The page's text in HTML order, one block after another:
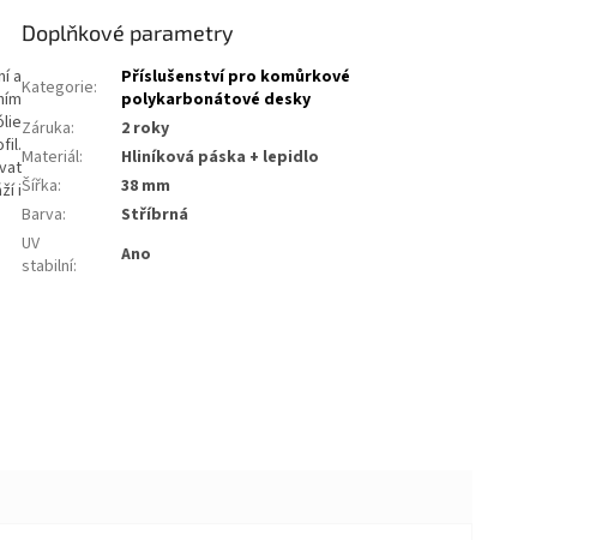
a
i
Doplňkové parametry
Kategorie:
Příslušenství pro komůrkové
polykarbonátové desky
Záruka:
2 roky
Materiál:
hliníková páska + lepidlo
Šířka:
38 mm
Barva:
stříbrná
UV
stabilní: ano